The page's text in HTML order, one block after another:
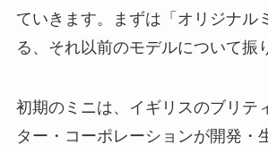
ていきます。まずは「オリジナル
る、それ以前のモデルについて振
初期のミニは、イギリスのブリテ
ター・コーポレーションが開発・